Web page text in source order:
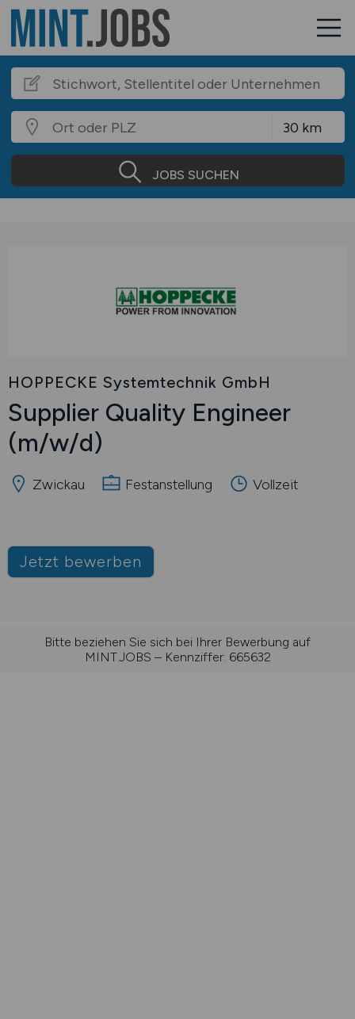
JOBS SUCHEN
HOPPECKE Systemtechnik GmbH
Supplier Quality Engineer
(m/w/d)
Zwickau Festanstellung Vollzeit
Jetzt bewerben
Bitte beziehen Sie sich bei Ihrer Bewerbung auf
MINT.JOBS – Kennziffer: 665632